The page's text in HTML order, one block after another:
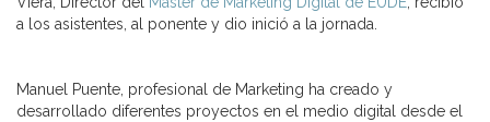
a los asistentes, al ponente y dio inició a la jornada.
Manuel Puente, profesional de Marketing ha creado y
desarrollado diferentes proyectos en el medio digital desde el